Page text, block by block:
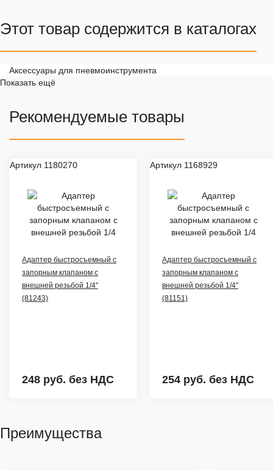
Этот товар содержится в каталогах
Аксессуары для пневмоинструмента
Показать ещё
Рекомендуемые товары
Артикул 1180270
Адаптер быстросъемный с
запорным клапаном с
внешней резьбой 1/4"
(81243)
248 руб. без НДС
Артикул 1168929
Адаптер быстросъемный с
запорным клапаном с
внешней резьбой 1/4"
(81151)
254 руб. без НДС
Преимущества